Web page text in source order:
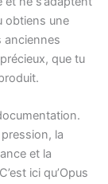
obtiens une
anciennes
que tu
la
et la
ici qu’Opus